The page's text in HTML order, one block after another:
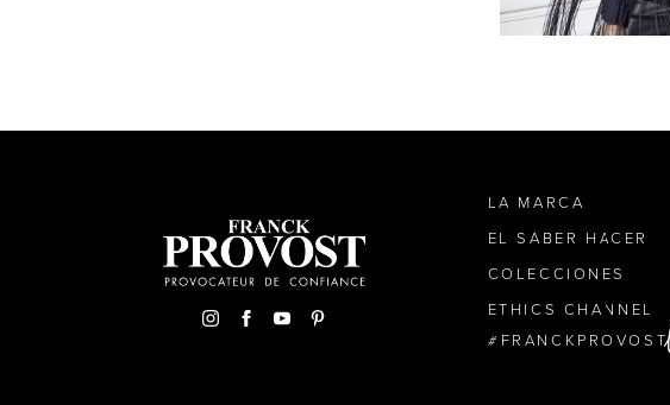
LA MARCA
EL SABER HACER
COLECCIONES
ETHICS CHANNEL
FRANCKPROVOST